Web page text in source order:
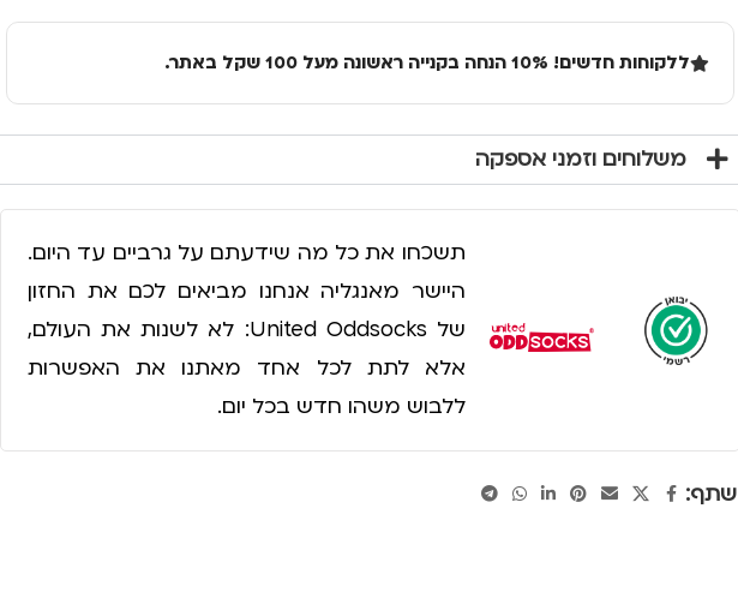
ללקוחות חדשים! 10% הנחה בקנייה ראשונה מעל 100 שקל באתר.
משלוחים וזמני אספקה
תשכחו את כל מה שידעתם על גרביים עד היום.
היישר מאנגליה אנחנו מביאים לכם את החזון
של United Oddsocks: לא לשנות את העולם,
אלא לתת לכל אחד מאתנו את האפשרות
ללבוש משהו חדש בכל יום.
שתף: